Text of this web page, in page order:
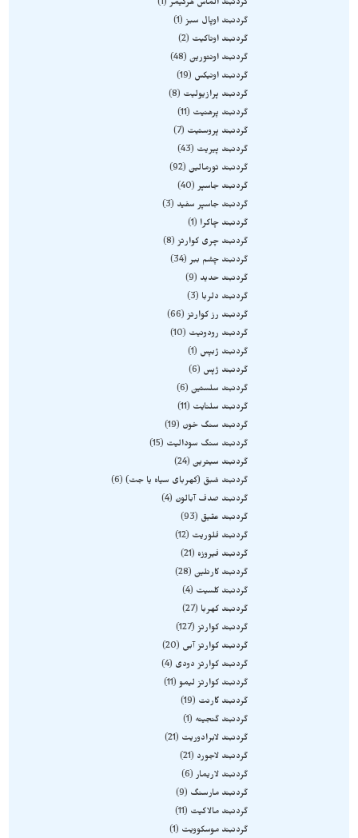
گردنبند الماس هرکیمر
1
گردنبند اوپال سبز
1
گردنبند اوناکیت
2
گردنبند اونتورین 48
گردنبند اونیکس
19
گردنبند پرازیولیت
8
گردنبند پرهنیت
11
گردنبند پروستیت
7
گردنبند پیریت
43
گردنبند تورمالین 92
گردنبند جاسپر
40
گردنبند جاسپر سفید
3
گردنبند چاکرا
1
گردنبند چری کوارتز
8
گردنبند چشم ببر
34
گردنبند حدید
9
گردنبند دلربا
3
گردنبند رز کوارتز
66
گردنبند رودونیت
10
گردنبند ژبپس
1
گردنبند ژپس
6
گردنبند سلستین 6
گردنبند سلنایت
11
گردنبند سنگ خون
19
گردنبند سنگ سودالیت
15
گردنبند سیترین 24
گردنبند شبق (کهربای سیاه یا جت) 6
گردنبند صدف آبالون
4
گردنبند عقیق
93
گردنبند فلوریت
12
گردنبند فیروزه
21
گردنبند کارنلین 28
گردنبند کلسیت
4
گردنبند کهربا
27
گردنبند کوارتز
127
گردنبند کوارتز آبی
20
گردنبند کوارتز دودی
4
گردنبند کوارتز لیمو
11
گردنبند گارنت
19
گردنبند گنجینه
1
گردنبند لابرادوریت
21
گردنبند لاجورد
21
گردنبند لاریمار
6
گردنبند مارسنگ
9
گردنبند مالاکیت
11
گردنبند موسکوویت
1